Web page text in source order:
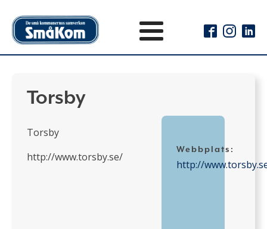
Torsby
Torsby
http://www.torsby.se/
Webbplats:
http://